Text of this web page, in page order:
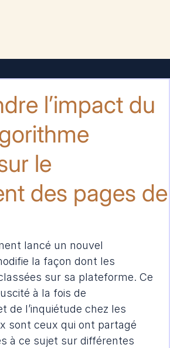
l’impact du
le
des pages de
lancé un nouvel
la façon dont les
sur sa plateforme. Ce
à la fois de
de l’inquiétude chez les
sont ceux qui ont partagé
à ce sujet sur différentes